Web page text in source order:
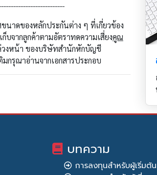
าดของหลักประกันต่าง ๆ ที่เกี่ยวข้อง
จากลูกค้าตามอัตราทดความเสี่ยงคูณ
วงหน้า ของบริษัทสำนักหักบัญชี
มกรุณาอ่านจากเอกสารประกอบ
บทความ
การลงทุนสำหรับผู้เริ่มต้น